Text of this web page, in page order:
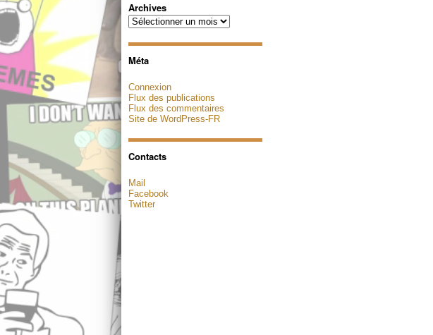
Archives
Archives
Méta
Connexion
Flux des publications
Flux des commentaires
Site de WordPress-FR
Contacts
Mail
Facebook
Twitter